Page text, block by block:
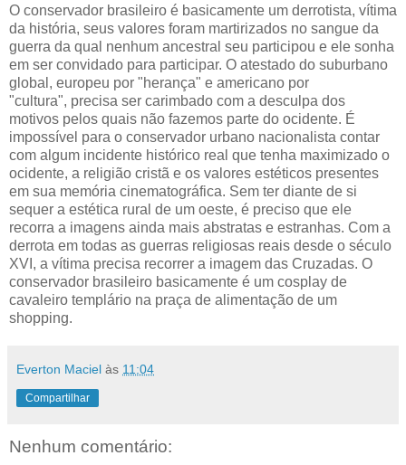
O conservador brasileiro é basicamente um derrotista, vítima
da história, seus valores foram martirizados no sangue da
guerra da qual nenhum ancestral seu participou e ele sonha
em ser convidado para participar. O atestado do suburbano
global , europeu por "herança" e americano por
"cultura", precisa ser carimbado com a desculpa dos
motivos pelos quais não fazemos parte do ocidente. É
impossível para o conservador urbano nacionalista contar
com algum incidente histórico real que tenha maximizado o
ocidente, a religião cristã e os valores estéticos presentes
em sua memória cinematográfica. Sem ter diante de si
sequer a estética rural de um oeste, é preciso que ele
recorra a imagens ainda mais abstratas e estranhas. Com a
derrota em todas as guerras religiosas reais desde o século
XVI, a vítima precisa recorrer a imagem das Cruzadas. O
conservador brasileiro basicamente é um cosplay de
cavaleiro templário na praça de alimentação de um
shopping.
Everton Maciel às 11:04
Compartilhar
Nenhum comentário: